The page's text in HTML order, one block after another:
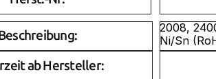
2008,
Ni/Sn
ab Hersteller: